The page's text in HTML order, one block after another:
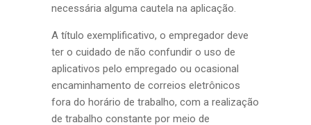
necessária alguma cautela na aplicação.
A título exemplificativo, o empregador deve
ter o cuidado de não confundir o uso de
aplicativos pelo empregado ou ocasional
encaminhamento de correios eletrônicos
fora do horário de trabalho, com a realização
de trabalho constante por meio de